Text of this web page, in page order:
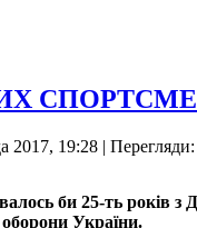
2017, 19:28 |
би 25-ть років з
оборони України.